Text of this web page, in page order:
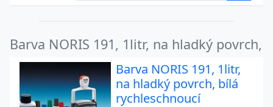
Barva NORIS 191, 1litr, na hladký povrch,
Barva NORIS 191, 1litr,
na hladký povrch, bílá
rychleschnoucí